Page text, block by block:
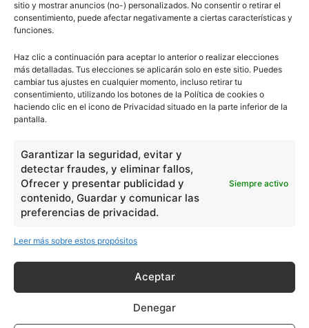
sitio y mostrar anuncios (no-) personalizados. No consentir o retirar el
consentimiento, puede afectar negativamente a ciertas características y
funciones.
Haz clic a continuación para aceptar lo anterior o realizar elecciones
más detalladas. Tus elecciones se aplicarán solo en este sitio. Puedes
cambiar tus ajustes en cualquier momento, incluso retirar tu
consentimiento, utilizando los botones de la Política de cookies o
haciendo clic en el icono de Privacidad situado en la parte inferior de la
pantalla.
Garantizar la seguridad, evitar y
detectar fraudes, y eliminar fallos,
Ofrecer y presentar publicidad y
contenido, Guardar y comunicar las
preferencias de privacidad.
Siempre activo
Leer más sobre estos propósitos
Aceptar
Denegar